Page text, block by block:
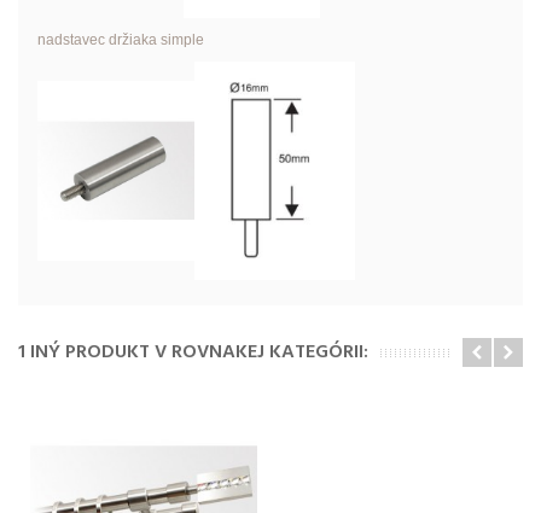
nadstavec držiaka simple
1 INÝ PRODUKT V ROVNAKEJ KATEGÓRII: